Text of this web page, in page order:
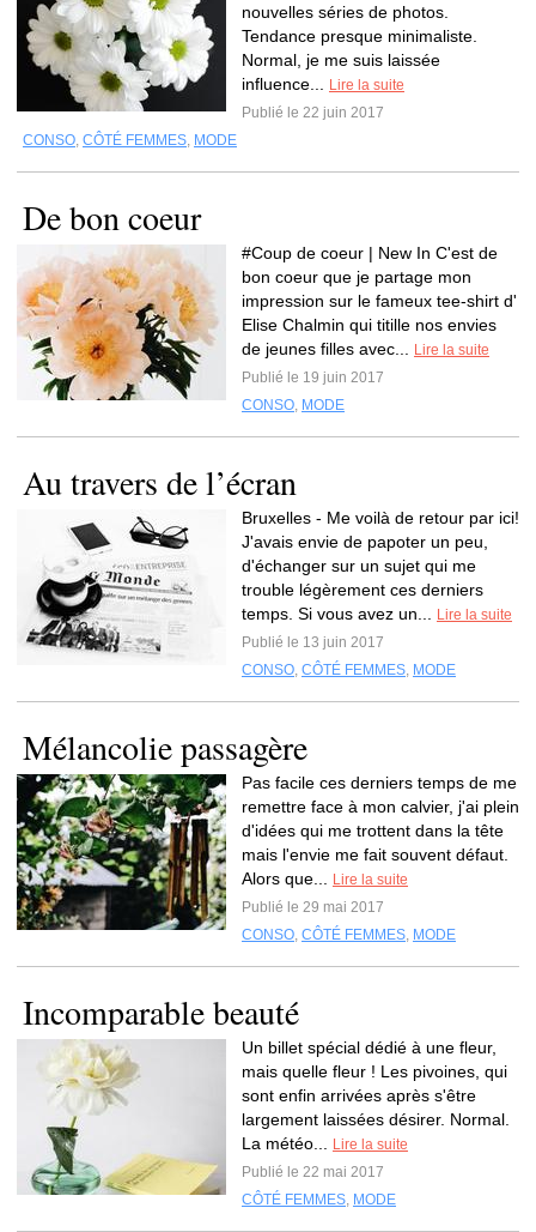
nouvelles séries de photos.
Tendance presque minimaliste.
Normal, je me suis laissée
influence...
Lire la suite
Publié le 22 juin 2017
CONSO, CÔTÉ FEMMES, MODE
De bon coeur
#Coup de coeur | New In C'est de
bon coeur que je partage mon
impression sur le fameux tee-shirt d'
Elise Chalmin qui titille nos envies
de jeunes filles avec...
Lire la suite
Publié le 19 juin 2017
CONSO, MODE
Au travers de l’écran
Bruxelles - Me voilà de retour par ici!
J'avais envie de papoter un peu,
d'échanger sur un sujet qui me
trouble légèrement ces derniers
temps. Si vous avez un...
Lire la suite
Publié le 13 juin 2017
CONSO, CÔTÉ FEMMES, MODE
Mélancolie passagère
Pas facile ces derniers temps de me
remettre face à mon calvier, j'ai plein
d'idées qui me trottent dans la tête
mais l'envie me fait souvent défaut.
Alors que...
Lire la suite
Publié le 29 mai 2017
CONSO, CÔTÉ FEMMES, MODE
Incomparable beauté
Un billet spécial dédié à une fleur,
mais quelle fleur ! Les pivoines, qui
sont enfin arrivées après s'être
largement laissées désirer. Normal.
La météo...
Lire la suite
Publié le 22 mai 2017
CÔTÉ FEMMES, MODE